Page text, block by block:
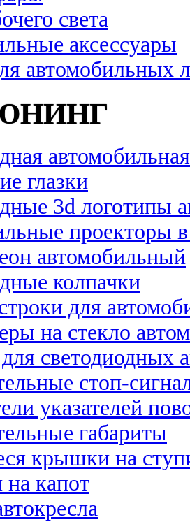
света
аксессуары
автомобильных
глазки
3d логотипы
проекторы
автомобильный
колпачки
для
на стекло
светодиодных
стоп-
указателей
габариты
крышки на
капот